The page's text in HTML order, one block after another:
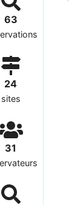
63
24
sites
31